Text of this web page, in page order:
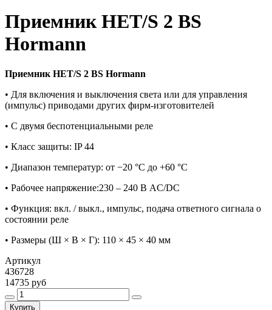
Приемник HET/S 2 BS
Hormann
Приемник HET/S 2 BS Hormann
• Для включения и выключения света или для управления
(импульс) приводами других фирм-изготовителей
• С двумя беспотенциальными реле
• Класс защиты: IP 44
• Диапазон температур: от −20 °C до +60 °C
• Рабочее напряжение:230 – 240 В AC/DC
• Функция: вкл. / выкл., импульс, подача ответного сигнала о
состоянии реле
• Размеры (Ш × В × Г): 110 × 45 × 40 мм
Артикул
436728
14735 руб
Купить